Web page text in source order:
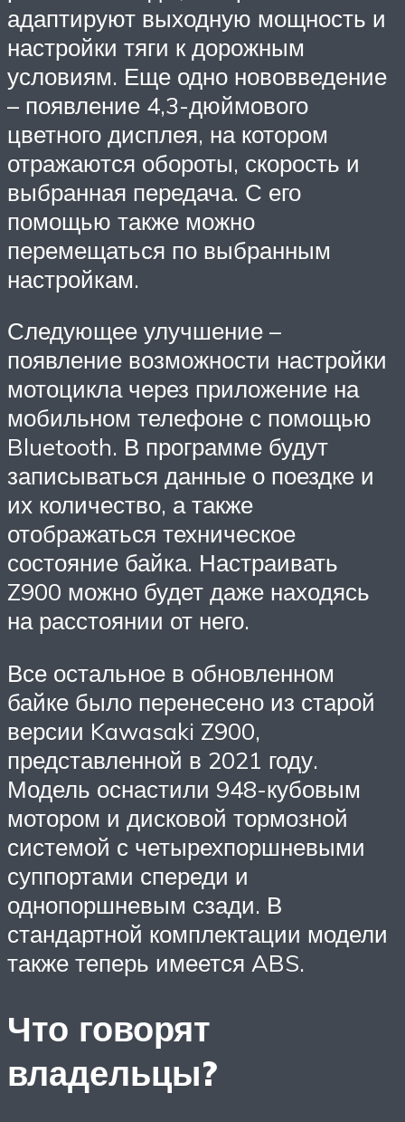
адаптируют выходную мощность и
настройки тяги к дорожным
условиям. Еще одно нововведение
– появление 4,3-дюймового
цветного дисплея, на котором
отражаются обороты, скорость и
выбранная передача. С его
помощью также можно
перемещаться по выбранным
настройкам.
Следующее улучшение –
появление возможности настройки
мотоцикла через приложение на
мобильном телефоне с помощью
Bluetooth. В программе будут
записываться данные о поездке и
их количество, а также
отображаться техническое
состояние байка. Настраивать
Z900 можно будет даже находясь
на расстоянии от него.
Все остальное в обновленном
байке было перенесено из старой
версии Kawasaki Z900,
представленной в 2021 году.
Модель оснастили 948-кубовым
мотором и дисковой тормозной
системой с четырехпоршневыми
суппортами спереди и
однопоршневым сзади. В
стандартной комплектации модели
также теперь имеется ABS.
Что говорят
владельцы?